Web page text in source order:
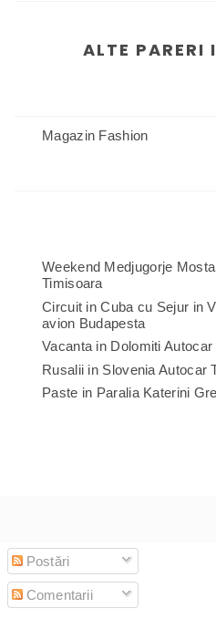
ALTE PARERI
Magazin Fashion
Weekend Medjugorje
Timisoara
Circuit in Cuba cu Sejur in
avion Budapesta
Vacanta in Dolomiti
Rusalii in Slovenia Autocar
Paste in Paralia Katerini
Postări
Comentarii